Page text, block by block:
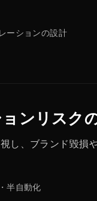
ーションの設計
ンリスク
し、ブランド毀損
半自動化